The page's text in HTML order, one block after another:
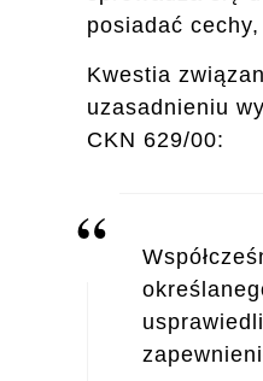
posiadać
Kwestia
uzasadnieniu
CKN 629/00: